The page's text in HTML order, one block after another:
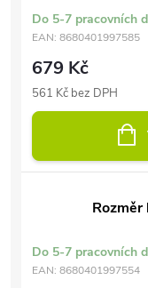
Do 5-7 pracovních
EAN: 8680401997585
679 Kč
561 Kč bez DPH
Do 5-7 pracovních
EAN: 8680401997554